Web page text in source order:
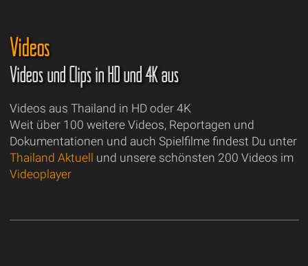
Videos
Videos und Clips in HD und 4K aus
Videos aus Thailand in HD oder 4K
Weit über 100 weitere Videos, Reportagen und
Dokumentationen und auch Spielfilme findest Du unter
Thailand Aktuell
und unsere schönsten 200 Videos im
Videoplayer